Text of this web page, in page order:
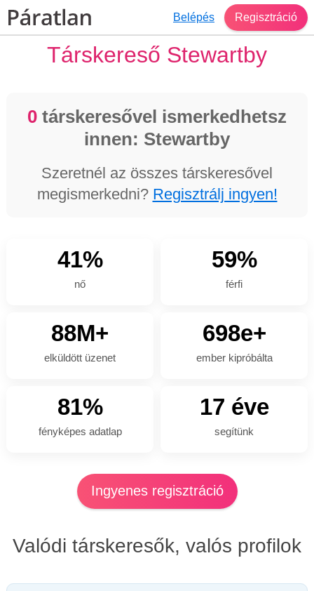
Belépés Regisztráció
Társkereső Stewartby
0 társkeresővel ismerkedhetsz
innen: Stewartby
Szeretnél az összes társkeresővel
megismerkedni? Regisztrálj ingyen!
41%
nő
59%
férfi
88M+
elküldött üzenet
698e+
ember kipróbálta
81%
fényképes adatlap
17 éve
segítünk
Ingyenes regisztráció
Valódi társkeresők, valós profilok